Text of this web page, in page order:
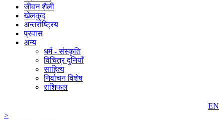
जीवन शैली
खेलकुद
अन्तर्राष्ट्रिय
प्रवास
अन्य
धर्म - संस्कृति
विचित्र दुनियाँ
साहित्य
निर्वाचन विशेष
राशिफल
EN
>